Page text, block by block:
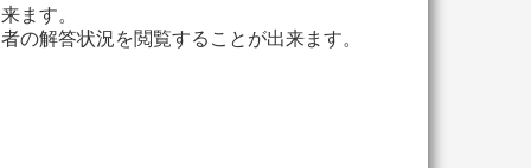
ます。
解答状況を閲覧することが出来ます。